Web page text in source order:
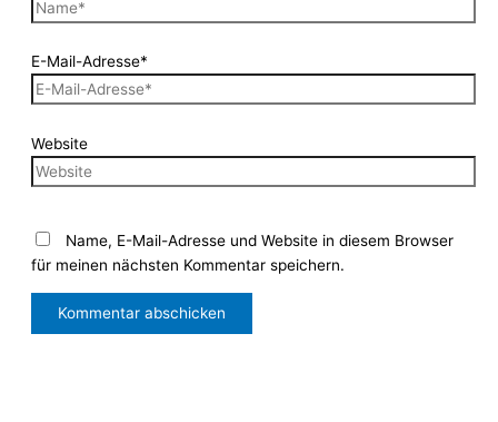
E-Mail-Adresse*
Website
Name, E-Mail-Adresse und Website in diesem Browser
für meinen nächsten Kommentar speichern.